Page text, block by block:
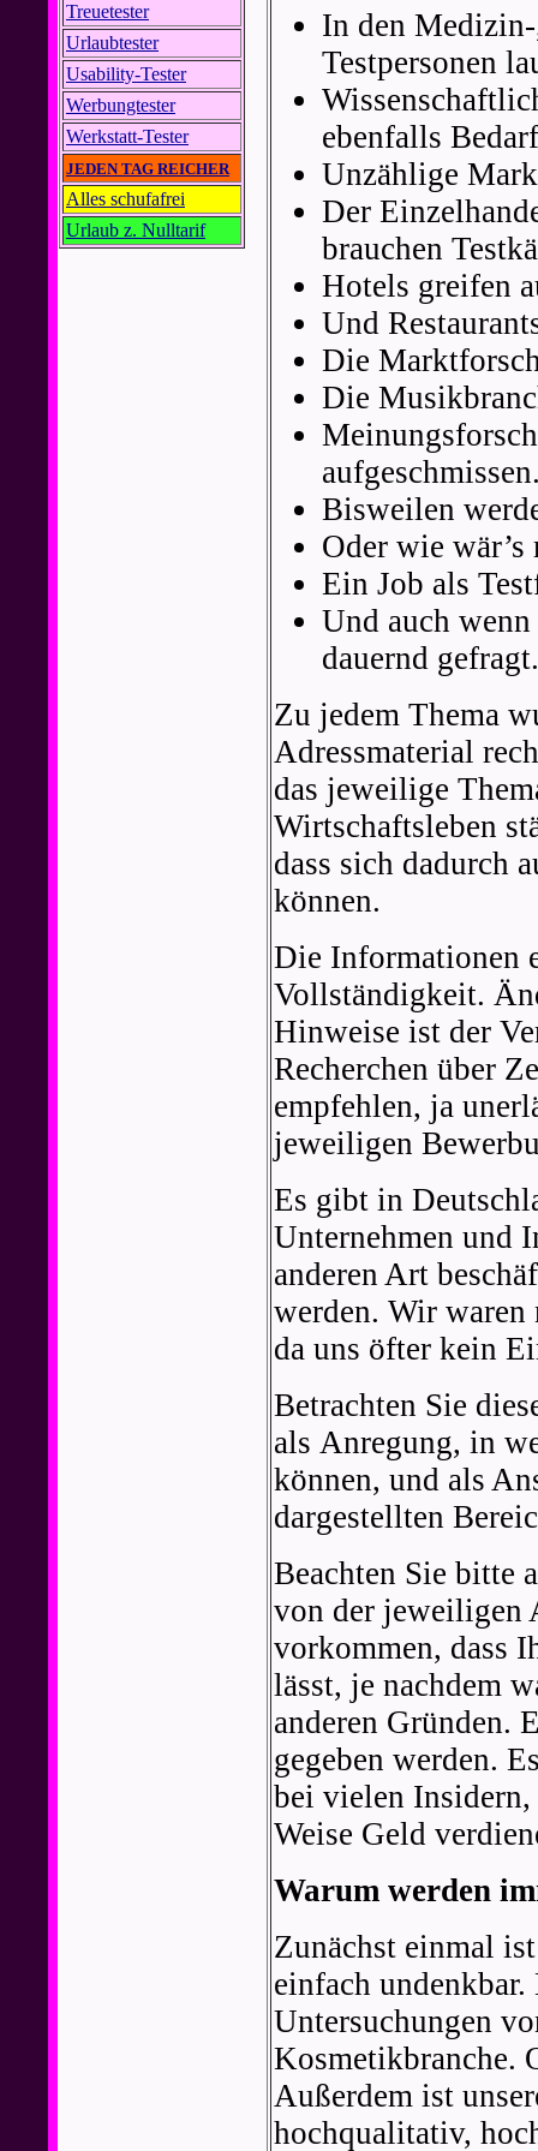
Treuetester
Urlaubtester
Usability-Tester
Werbungtester
Werkstatt-Tester
JEDEN TAG REICHER
Alles schufafrei
Urlaub z. Nulltarif
In den
Testpersonen
ebenfalls
Unzählige
Der
brauchen
Hotels greifen
Und
Die
Die
Bisweilen
Oder wie
Ein Job als
Und auch wenn
dauernd gefragt.
Zu jedem Thema
Adressmaterial
das jeweilige
Wirtschaftsleben
dass sich dadurch
können.
Die Informationen
Vollständigkeit.
Hinweise ist der
Recherchen über
empfehlen, ja
jeweiligen
Es gibt in
Unternehmen und
anderen Art
werden. Wir
da uns öfter kein
Betrachten Sie
als Anregung, in
können, und als
dargestellten
Beachten Sie bitte
von der jeweiligen
vorkommen, dass
lässt, je nachdem
anderen Gründen.
gegeben werden.
bei vielen Insidern,
Weise Geld
Warum werden
Zunächst einmal
einfach
Untersuchungen
Kosmetikbranche.
Außerdem ist
hochqualitativ,